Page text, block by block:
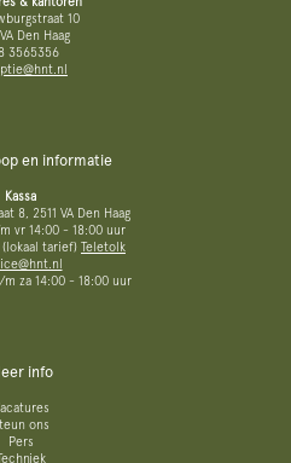
10
Den Haag
3565356
en informatie
Kassa
8, 2511 VA Den Haag
vr 14:00 - 18:00 uur
(lokaal tarief) Teletolk
za 14:00 - 18:00 uur
info
ons
Pers